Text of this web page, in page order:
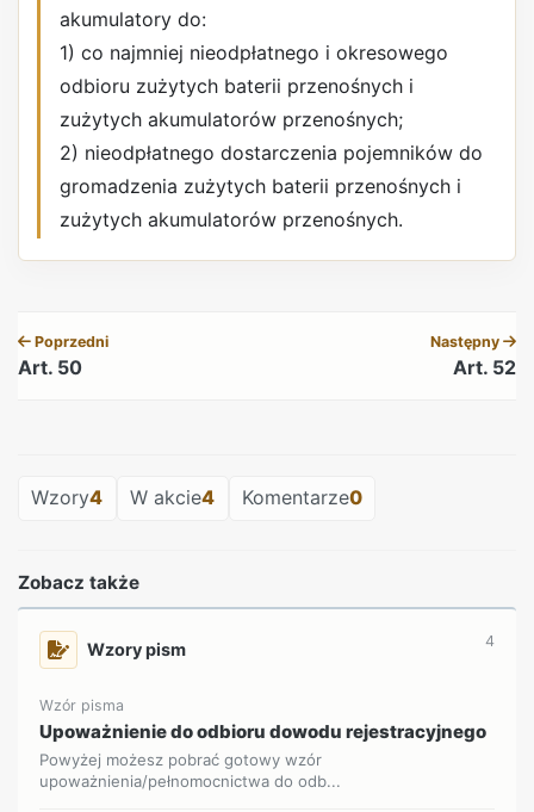
akumulatory do:
1) co najmniej nieodpłatnego i okresowego
odbioru zużytych baterii przenośnych i
zużytych akumulatorów przenośnych;
2) nieodpłatnego dostarczenia pojemników do
gromadzenia zużytych baterii przenośnych i
zużytych akumulatorów przenośnych.
Poprzedni
Art. 50
Następny
Art. 52
Wzory4 W akcie4 Komentarze0
Zobacz także
Wzory pism 4
Wzór pisma
Upoważnienie do odbioru dowodu rejestracyjnego
Powyżej możesz pobrać gotowy wzór
upoważnienia/pełnomocnictwa do odb...